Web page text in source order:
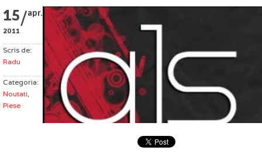
15/apr.
2011
Scris de:
Radu
Categoria:
Noutati,
Piese